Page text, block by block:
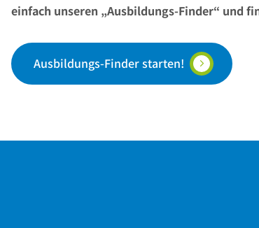
einfach unseren „Ausbildungs-Finder“ und
Ausbildungs-Finder starten!